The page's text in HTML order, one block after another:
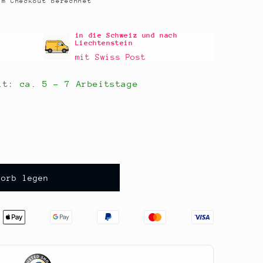
in die Schweiz und nach
Liechtenstein
mit Swiss Post
ca. 5 - 7 Arbeitstage
legen